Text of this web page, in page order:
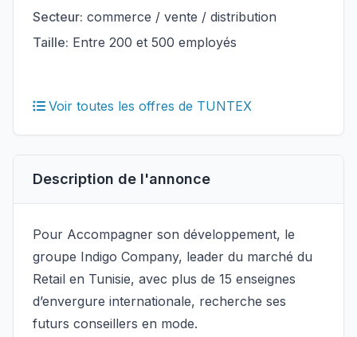
Secteur: commerce / vente / distribution
Taille: Entre 200 et 500 employés
Voir toutes les offres de TUNTEX
Description de l'annonce
Pour Accompagner son développement, le
groupe Indigo Company, leader du marché du
Retail en Tunisie, avec plus de 15 enseignes
d’envergure internationale, recherche ses
futurs conseillers en mode.